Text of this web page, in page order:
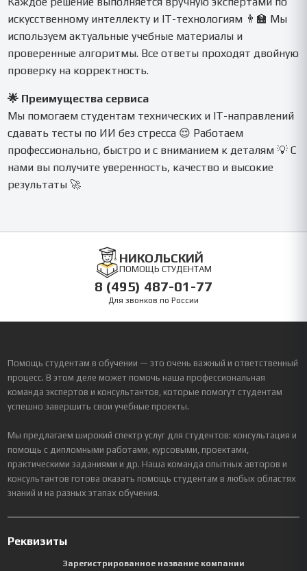
искусственному интеллекту и IT-технологиям 👨‍🏫 Мы
используем актуальные учебные материалы и
проверенные алгоритмы. Все ответы проходят двойную
проверку на корректность.
🌟 Преимущества сервиса
Мы помогаем студентам технических и IT-направлений
сдавать тесты по ИИ без стресса 😌 Работаем
профессионально, быстро и с вниманием к деталям 💡 С
нами вы получите уверенность, качество и высокие
результаты 🚀
НИКОЛЬСКИЙ
ПОМОЩЬ СТУДЕНТАМ
8 (495) 487-01-77
Для звонков по России
Помощь студентам в обучении — это очень важный и ответственный
процесс. В этом деле может помочь наша профессиональная
команда экспертов и консультантов, которые помогут студентам
успешно завершить свои учебные проекты.
Мы предлагаем широкий спектр услуг для студентов: консультация и
помощь с дипломными работами, курсовыми, проектами,
практическими заданиями и др. Наша команда опытных авторов и
консультантов готова оказать помощь студентам в любых областях
знаний и на разных этапах обучения.
Реквизиты
Зарегистрированное название компании